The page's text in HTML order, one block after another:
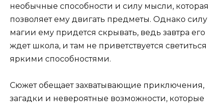
необычные способности и силу мысли, которая
позволяет ему двигать предметы. Однако силу
магии ему придется скрывать, ведь завтра его
ждет школа, и там не приветствуется светиться
яркими способностями.
Сюжет обещает захватывающие приключения,
загадки и невероятные возможности, которые